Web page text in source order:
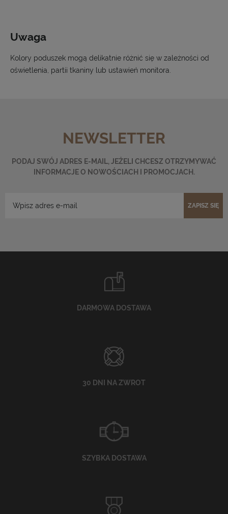
Uwaga
Kolory poduszek mogą delikatnie różnić się w zależności od
oświetlenia, partii tkaniny lub ustawień monitora.
NEWSLETTER
PODAJ SWÓJ ADRES E-MAIL, JEŻELI CHCESZ OTRZYMYWAĆ
INFORMACJE O NOWOŚCIACH I PROMOCJACH.
ZAPISZ SIĘ
DARMOWA DOSTAWA
30 DNI NA ZWROT
SZYBKA DOSTAWA